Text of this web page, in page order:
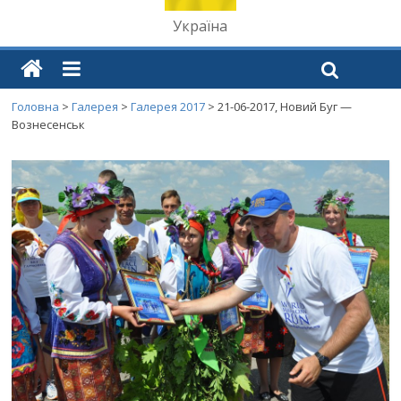
Україна
Головна >Галерея >Галерея 2017 >21-06-2017, Новий Буг —
Вознесенськ